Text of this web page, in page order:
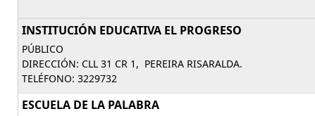
INSTITUCIÓN EDUCATIVA EL PROGRESO
PÚBLICO
DIRECCIÓN: CLL 31 CR 1, PEREIRA RISARALDA.
TELÉFONO: 3229732
ESCUELA DE LA PALABRA